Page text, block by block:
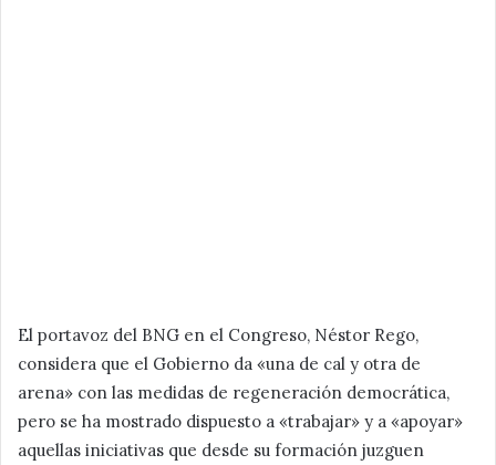
El portavoz del BNG en el Congreso, Néstor Rego,
considera que el Gobierno da «una de cal y otra de
arena» con las medidas de regeneración democrática,
pero se ha mostrado dispuesto a «trabajar» y a «apoyar»
aquellas iniciativas que desde su formación juzguen